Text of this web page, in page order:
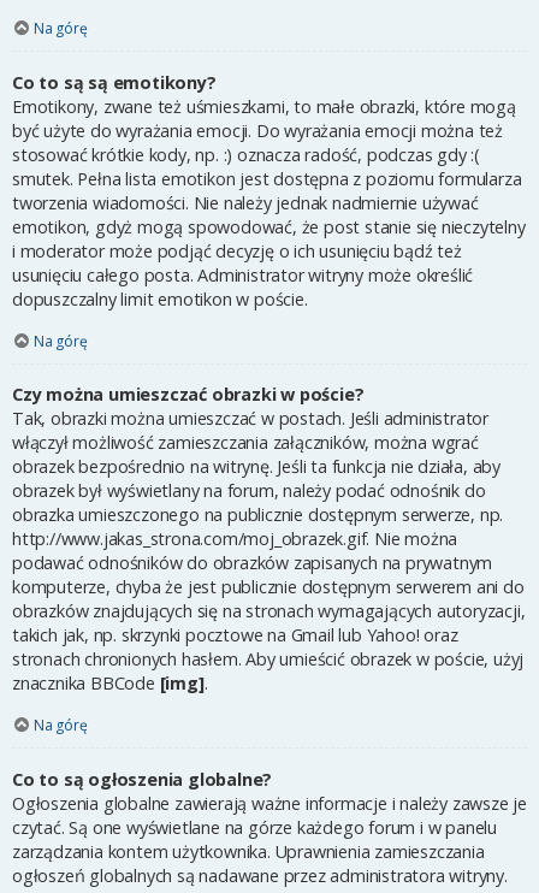
Na górę
Co to są są emotikony?
Emotikony, zwane też uśmieszkami, to małe obrazki, które mogą
być użyte do wyrażania emocji. Do wyrażania emocji można też
stosować krótkie kody, np. :) oznacza radość, podczas gdy :(
smutek. Pełna lista emotikon jest dostępna z poziomu formularza
tworzenia wiadomości. Nie należy jednak nadmiernie używać
emotikon, gdyż mogą spowodować, że post stanie się nieczytelny
i moderator może podjąć decyzję o ich usunięciu bądź też
usunięciu całego posta. Administrator witryny może określić
dopuszczalny limit emotikon w poście.
Na górę
Czy można umieszczać obrazki w poście?
Tak, obrazki można umieszczać w postach. Jeśli administrator
włączył możliwość zamieszczania załączników, można wgrać
obrazek bezpośrednio na witrynę. Jeśli ta funkcja nie działa, aby
obrazek był wyświetlany na forum, należy podać odnośnik do
obrazka umieszczonego na publicznie dostępnym serwerze, np.
http://www.jakas_strona.com/moj_obrazek.gif. Nie można
podawać odnośników do obrazków zapisanych na prywatnym
komputerze, chyba że jest publicznie dostępnym serwerem ani do
obrazków znajdujących się na stronach wymagających autoryzacji,
takich jak, np. skrzynki pocztowe na Gmail lub Yahoo! oraz
stronach chronionych hasłem. Aby umieścić obrazek w poście, użyj
znacznika BBCode [img].
Na górę
Co to są ogłoszenia globalne?
Ogłoszenia globalne zawierają ważne informacje i należy zawsze je
czytać. Są one wyświetlane na górze każdego forum i w panelu
zarządzania kontem użytkownika. Uprawnienia zamieszczania
ogłoszeń globalnych są nadawane przez administratora witryny.